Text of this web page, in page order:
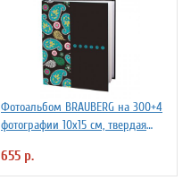
Фотоальбом BRAUBERG на 300+4
фотографии 10х15 см, твердая
655 р.